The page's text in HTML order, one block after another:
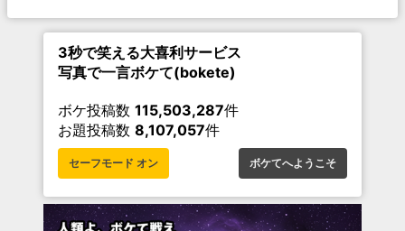
3秒で笑える大喜利サービス
写真で一言ボケて(bokete)
ボケ投稿数 115,503,287件
お題投稿数 8,107,057件
セーフモード オン ボケてへようこそ